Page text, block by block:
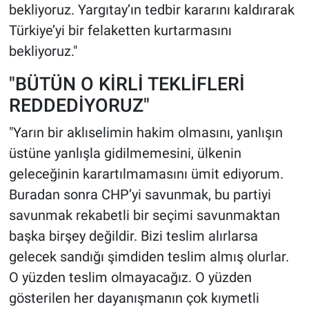
bekliyoruz. Yargıtay’ın tedbir kararını kaldırarak
Türkiye’yi bir felaketten kurtarmasını
bekliyoruz."
"BÜTÜN O KİRLİ TEKLİFLERİ
REDDEDİYORUZ"
"Yarın bir aklıselimin hakim olmasını, yanlışın
üstüne yanlışla gidilmemesini, ülkenin
geleceğinin karartılmamasını ümit ediyorum.
Buradan sonra CHP’yi savunmak, bu partiyi
savunmak rekabetli bir seçimi savunmaktan
başka birşey değildir. Bizi teslim alırlarsa
gelecek sandığı şimdiden teslim almış olurlar.
O yüzden teslim olmayacağız. O yüzden
gösterilen her dayanışmanın çok kıymetli